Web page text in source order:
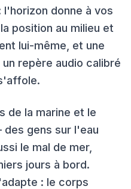
donne à vos
position au milieu et
lui-même, et une
repère audio calibré
de la marine et le
gens sur l'eau
le mal de mer,
jours à bord.
: le corps